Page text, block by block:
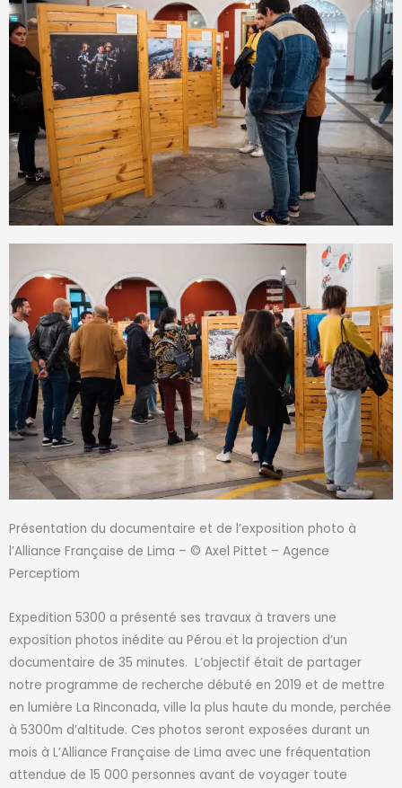
Présentation du documentaire et de l’exposition photo à
l’Alliance Française de Lima – © Axel Pittet – Agence
Perceptiom
Expedition 5300 a présenté ses travaux à travers une
exposition photos inédite au Pérou et la projection d’un
documentaire de 35 minutes. L’objectif était de partager
notre programme de recherche débuté en 2019 et de mettre
en lumière La Rinconada, ville la plus haute du monde, perchée
à 5300m d’altitude. Ces photos seront exposées durant un
mois à L’Alliance Française de Lima avec une fréquentation
attendue de 15 000 personnes avant de voyager toute